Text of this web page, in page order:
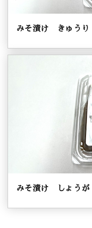
みそ漬け きゅうり
みそ漬け しょうが